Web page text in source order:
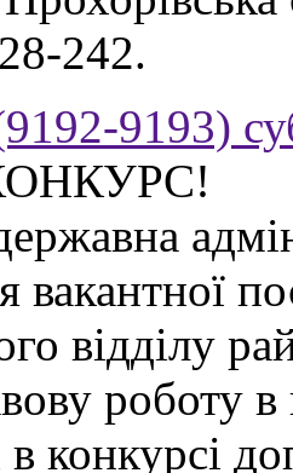
242.
9193)
вакантної
відділу
роботу в
в конкурсі